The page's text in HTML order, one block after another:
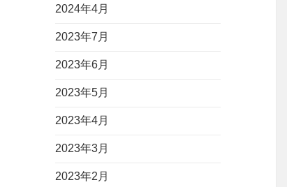
2024年4月
2023年7月
2023年6月
2023年5月
2023年4月
2023年3月
2023年2月